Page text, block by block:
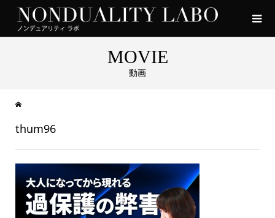
MOVIE
動画
thum96